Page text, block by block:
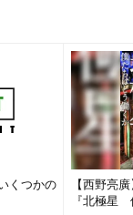
くつかの
【西野亮
『北極星